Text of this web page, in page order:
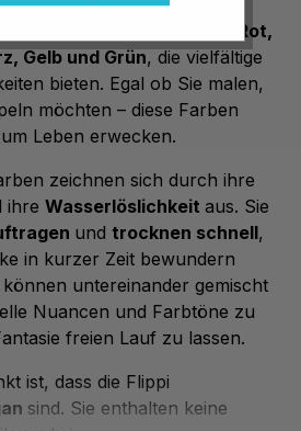
die
klassischen Farben Rot,
Gelb und Grün, die vielfältige
bieten. Egal ob Sie malen,
möchten – diese Farben
Leben erwecken.
zeichnen sich durch ihre
ihre Wasserlöslichkeit aus. Sie
und trocknen schnell,
in kurzer Zeit bewundern
untereinander gemischt
Nuancen und Farbtöne zu
freien Lauf zu lassen.
ist, dass die Flippi
sind. Sie enthalten keine